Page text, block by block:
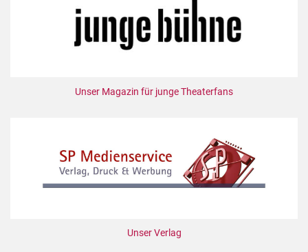
Unser Magazin für junge Theaterfans
Unser Verlag